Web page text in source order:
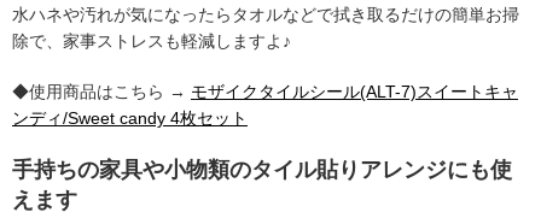
水ハネや汚れが気になったらタオルなどで拭き取るだけの簡単お掃
除で、家事ストレスも軽減しますよ♪
◆使用商品はこちら → モザイクタイルシール(ALT-7)スイートキャ
ンディ/Sweet candy 4枚セット
手持ちの家具や小物類のタイル貼りアレンジにも使
えます